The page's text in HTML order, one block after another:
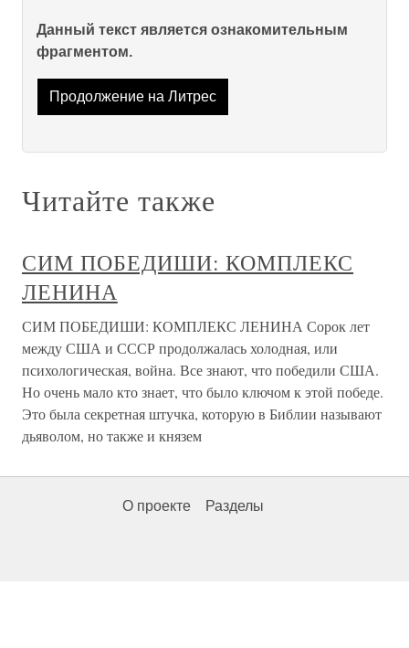
Данный текст является ознакомительным
фрагментом.
Продолжение на Литрес
Читайте также
СИМ ПОБЕДИШИ: КОМПЛЕКС
ЛЕНИНА
СИМ ПОБЕДИШИ: КОМПЛЕКС ЛЕНИНА Сорок лет
между США и СССР продолжалась холодная, или
психологическая, война. Все знают, что победили США.
Но очень мало кто знает, что было ключом к этой победе.
Это была секретная штучка, которую в Библии называют
дьяволом, но также и князем
О проекте Разделы